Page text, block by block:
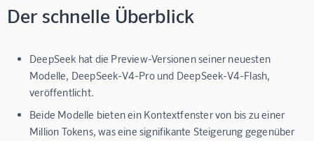
Der schnelle Überblick
DeepSeek hat die Preview-Versionen seiner neuesten
Modelle, DeepSeek-V4-Pro und DeepSeek-V4-Flash,
veröffentlicht.
Beide Modelle bieten ein Kontextfenster von bis zu einer
Million Tokens, was eine signifikante Steigerung gegenüber